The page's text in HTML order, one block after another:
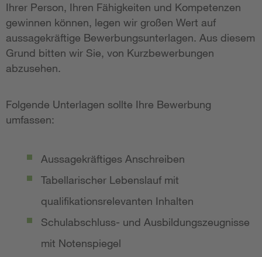
Ihrer Person, Ihren Fähigkeiten und Kompetenzen
gewinnen können, legen wir großen Wert auf
aussagekräftige Bewerbungsunterlagen. Aus diesem
Grund bitten wir Sie, von Kurzbewerbungen
abzusehen.
Folgende Unterlagen sollte Ihre Bewerbung
umfassen:
Aussagekräftiges Anschreiben
Tabellarischer Lebenslauf mit
qualifikationsrelevanten Inhalten
Schulabschluss- und Ausbildungszeugnisse
mit Notenspiegel